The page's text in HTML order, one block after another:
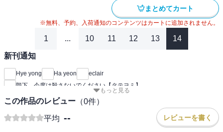
まとめてカート
※無料、予約、入荷通知のコンテンツはカートに追加されません。
1 ... 10 11 12 13 14
新刊通知
Hye yong Ha yeon
eclair
陛下、今度は殺さないでください【タテヨミ】
もっと見る
この作品のレビュー （0件）
平均 -- レビューを書く